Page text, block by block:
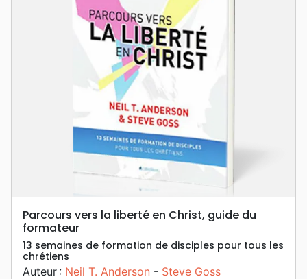
Parcours vers la liberté en Christ, guide du
formateur
13 semaines de formation de disciples pour tous les
chrétiens
Auteur : Neil T. Anderson - Steve Goss